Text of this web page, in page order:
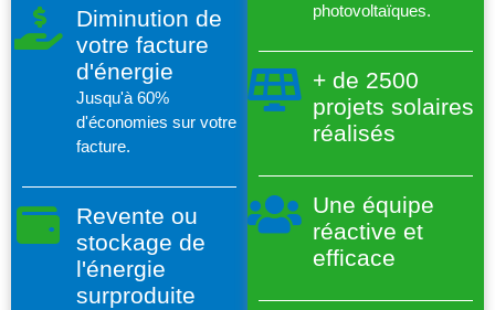
Diminution de
votre facture
d'énergie
Jusqu'à 60%
d'économies sur votre
facture.
Revente ou
stockage de
l'énergie
surproduite
photovoltaïques.
+ de 2500
projets solaires
réalisés
Une équipe
réactive et
efficace